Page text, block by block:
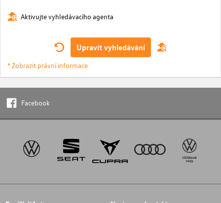
Aktivujte vyhledávacího agenta
Upravit vyhledávání
* Zobrazit právní informace
Facebook